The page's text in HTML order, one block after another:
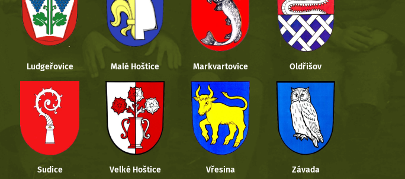
Ludgeřovice Malé Hoštice Markvartovice Oldřišov
Sudice Velké Hoštice Vřesina Závada